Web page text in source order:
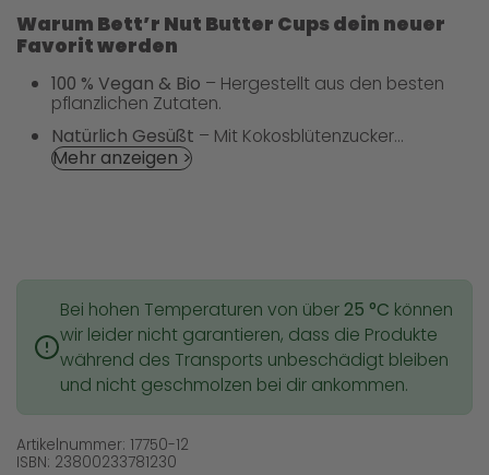
Warum Bett’r Nut Butter Cups dein neuer
Favorit werden
100 % Vegan & Bio – Hergestellt aus den besten
pflanzlichen Zutaten.
Natürlich Gesüßt – Mit Kokosblütenzucker...
Mehr anzeigen >
Bei hohen Temperaturen von über25 °C können
wir leider nicht garantieren, dass die Produkte
während des Transports unbeschädigt bleiben
und nicht geschmolzen bei dir ankommen.
Artikelnummer: 17750-12
ISBN: 23800233781230